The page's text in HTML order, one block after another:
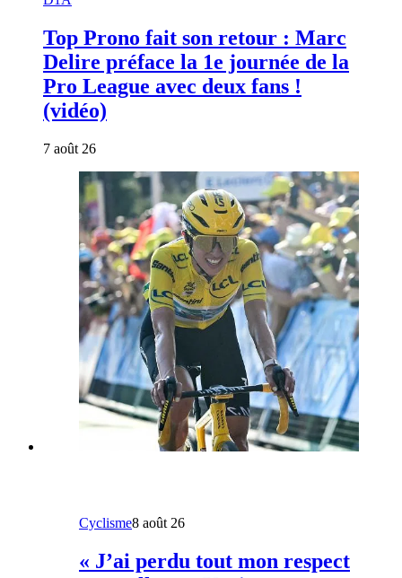
Top Prono fait son retour : Marc
Delire préface la 1e journée de la
Pro League avec deux fans !
(vidéo)
7 août 26
Cyclisme8 août 26
« J’ai perdu tout mon respect